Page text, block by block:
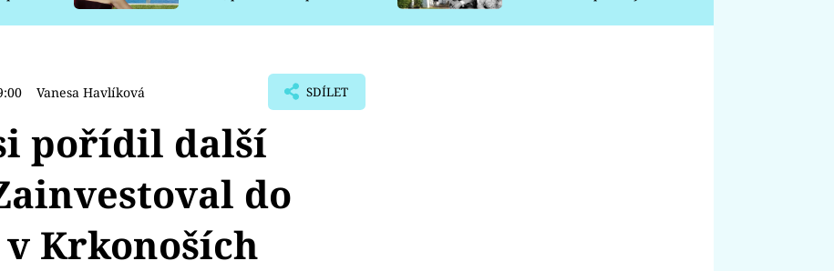
Vanesa Havlíková SDÍLET
pořídil další
do
Krkonoších